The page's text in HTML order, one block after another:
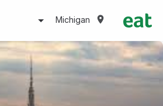
Michigan